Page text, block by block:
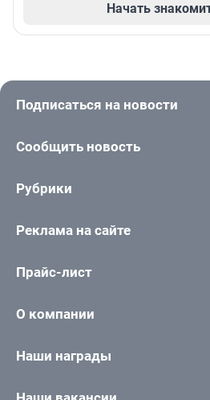
Начать
Подписаться на новости
Сообщить новость
Рубрики
Реклама на сайте
Прайс-лист
О компании
Наши награды